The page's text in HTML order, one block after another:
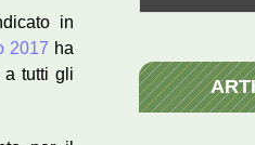
in
2017 ha
a tutti gli